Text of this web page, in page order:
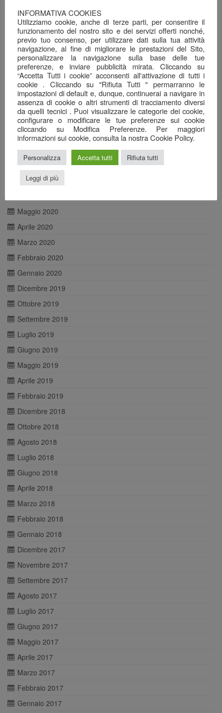
Giugno 2021
Maggio 2021
Aprile 2021
Marzo 2021
Febbraio 2021
Gennaio 2021
Dicembre 2020
Novembre 2020
Ottobre 2020
Settembre 2020
Agosto 2020
Luglio 2020
Maggio 2020
Aprile 2020
Marzo 2020
Febbraio 2020
Gennaio 2020
Dicembre 2019
Ottobre 2019
Settembre 2019
Luglio 2019
Giugno 2019
Maggio 2019
Aprile 2019
Febbraio 2019
Dicembre 2018
Ottobre 2018
Agosto 2018
Luglio 2018
Giugno 2018
Aprile 2018
Marzo 2018
Febbraio 2018
Gennaio 2018
Dicembre 2017
Novembre 2017
Settembre 2017
Agosto 2017
Luglio 2017
Giugno 2017
Maggio 2017
Aprile 2017
Marzo 2017
Febbraio 2017
Gennaio 2017
INFORMATIVA COOKIES
Utilizziamo cookie, anche di terze parti, per consentire il
funzionamento del nostro sito e dei servizi offerti nonché,
previo tuo consenso, per utilizzare dati sulla tua attività
navigazione, al fine di migliorare le prestazioni del Sito,
personalizzare la navigazione sulla base delle tue
preferenze, e inviare pubblicità mirata. Cliccando su
“Accetta Tutti i cookie” acconsenti all'attivazione di tutti i
cookie . Cliccando su "Rifiuta Tutti " permarranno le
impostazioni di default e, dunque, continuerai a navigare in
assenza di cookie o altri strumenti di tracciamento diversi
da quelli tecnici . Puoi visualizzare le categorie dei cookie,
configurare o modificare le tue preferenze sui cookie
cliccando su Modifica Preferenze. Per maggiori
informazioni sui cookie, consulta la nostra Cookie Policy.
Personalizza Accetta tutti Rifiuta tutti
Leggi di più